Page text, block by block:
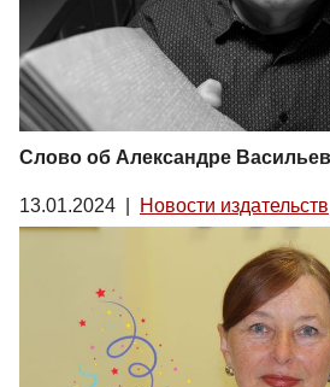
Слово об Александре
13.01.2024 Новости издательств